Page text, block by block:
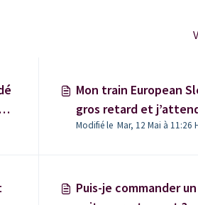
Mon train European
gros retard et
dois-je faire ?
Modifié le Mar, 12 Mai à 11:26
Puis-je commander